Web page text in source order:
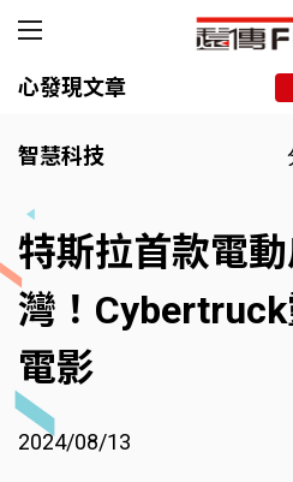
心發現文章
智慧科技
特斯拉首款電
灣！
電影
2024/08/13